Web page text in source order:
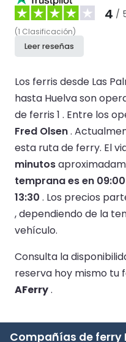
4 /
(1 Clasificación)
Leer reseñas
Los ferris desde Las
hasta Huelva son
de ferris 1 . Entre los
Fred Olsen.
esta ruta de ferry. El
minutos
temprana es en 09:00
13:30 . Los precios
, dependiendo de la
vehículo.
Consulta la
reserva hoy mismo tu
AFerry.
Compañías de ferry